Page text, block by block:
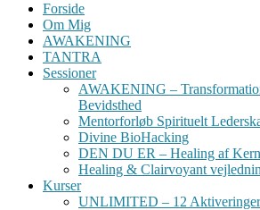
Forside
Om Mig
AWAKENING
TANTRA
Sessioner
AWAKENING –
Bevidsthed
Mentorforløb Spirituelt
Divine BioHacking
DEN DU ER – Healing af
Healing & Clairvoyant
Kurser
UNLIMITED – 12 Aktiveringer